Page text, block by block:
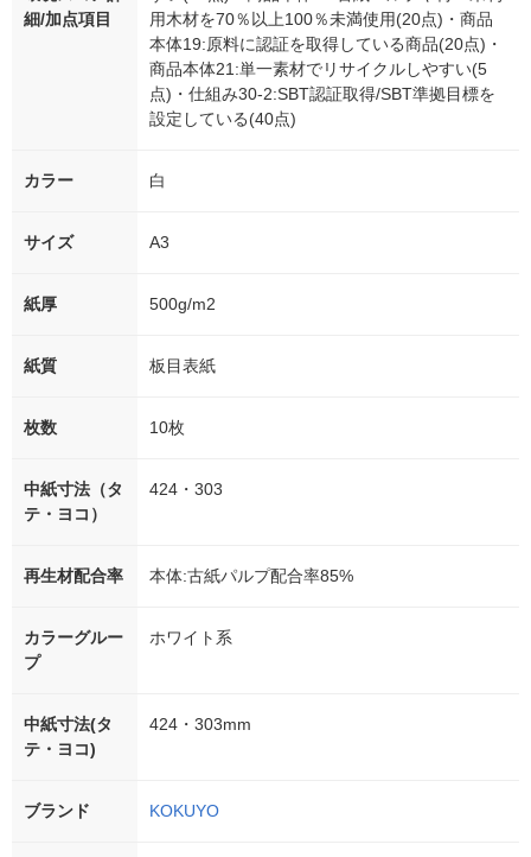
細/加点項目
用木材を70％以上100％未満使用(20点)・商品
本体19:原料に認証を取得している商品(20点)・
商品本体21:単一素材でリサイクルしやすい(5
点)・仕組み30-2:SBT認証取得/SBT準拠目標を
設定している(40点)
カラー 白
サイズ A3
紙厚 500g/m2
紙質 板目表紙
枚数 10枚
中紙寸法（タ
テ・ヨコ）
424・303
再生材配合率 本体:古紙パルプ配合率85%
カラーグルー
プ
ホワイト系
中紙寸法(タ
テ・ヨコ)
424・303mm
ブランド KOKUYO